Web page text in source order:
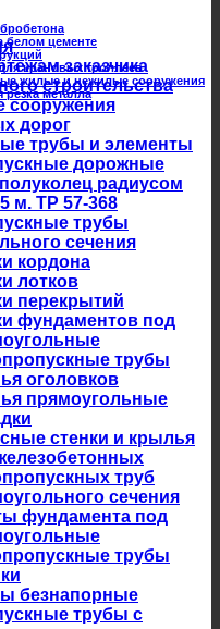
белом цементе
крановых троллеев
жилые и нежилые сооружения
резка металла
заказчика
строительства
сооружения
дорог
трубы и элементы
дорожные
радиусом
м. ТР 57-368
трубы
сечения
кордона
лотков
перекрытий
фундаментов под
трубы
оголовков
прямоугольные
стенки и крылья
труб
сечения
фундамента под
трубы
безнапорные
трубы с